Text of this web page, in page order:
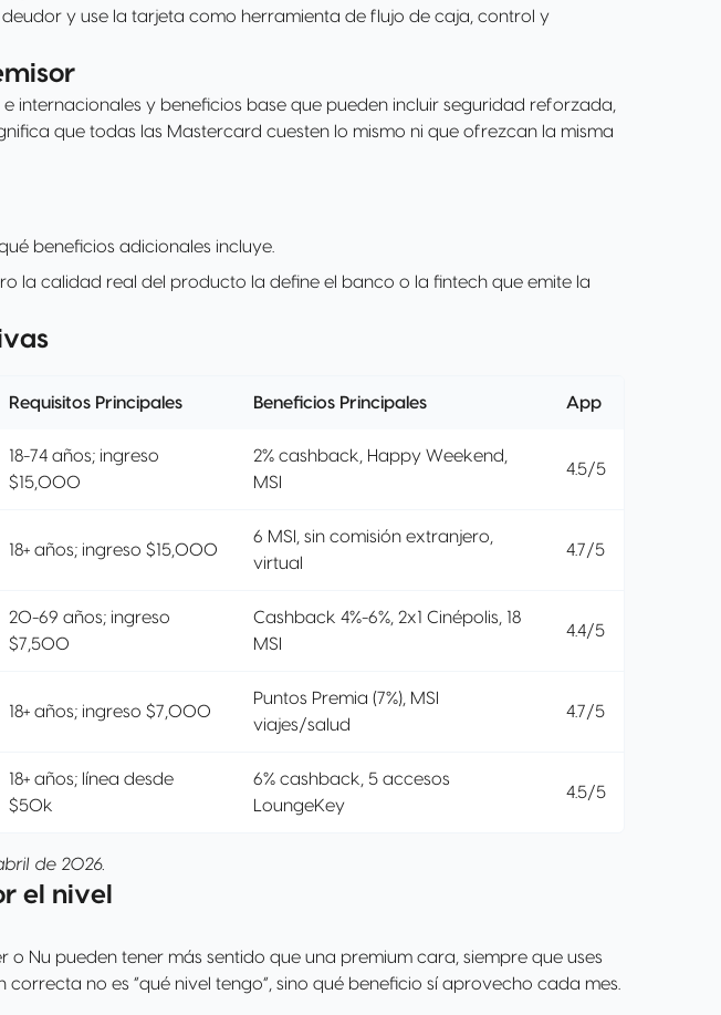
y use la tarjeta como herramienta de flujo de caja, control y
y beneficios base que pueden incluir seguridad reforzada,
que todas las Mastercard cuesten lo mismo ni que ofrezcan la misma
beneficios adicionales incluye.
la calidad real del producto la define el banco o la fintech que emite la
Requisitos Principales Beneficios Principales App
18-74 años; ingreso
$15,000
2% cashback, Happy Weekend,
MSI
4.5/5
18+ años; ingreso $15,000
6 MSI, sin comisión extranjero,
virtual
4.7/5
20-69 años; ingreso
$7,500
Cashback 4%-6%, 2x1 Cinépolis, 18
MSI
4.4/5
18+ años; ingreso $7,000
Puntos Premia (7%), MSI
viajes/salud
4.7/5
18+ años; línea desde
$50k
6% cashback, 5 accesos
LoungeKey
4.5/5
de 2026.
el nivel
o Nu pueden tener más sentido que una premium cara, siempre que uses
no es “qué nivel tengo”, sino qué beneficio sí aprovecho cada mes.